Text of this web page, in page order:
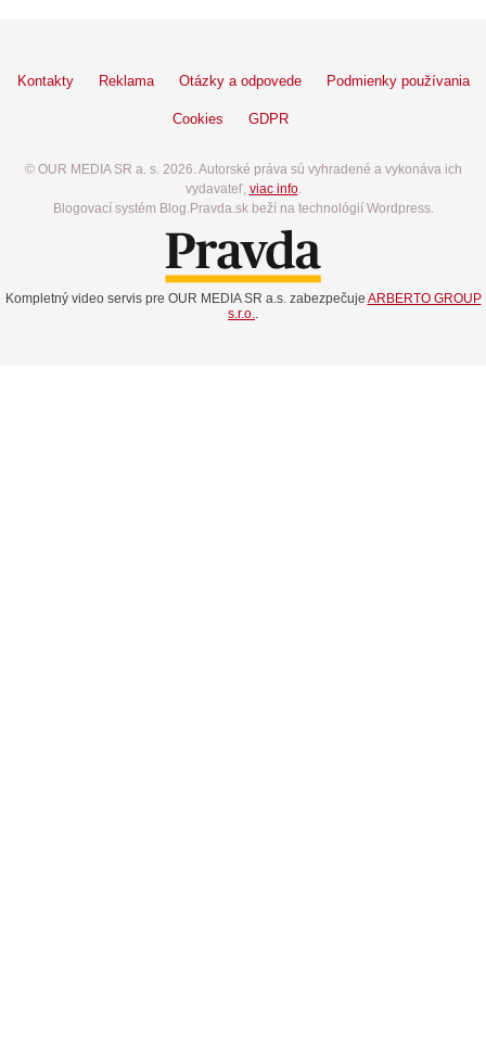
Kontakty Reklama Otázky a odpovede Podmienky používania
Cookies GDPR
© OUR MEDIA SR a. s. 2026. Autorské práva sú vyhradené a vykonáva ich
vydavateľ, viac info.
Blogovací systém Blog.Pravda.sk beží na technológií Wordpress.
Kompletný video servis pre OUR MEDIA SR a.s. zabezpečuje ARBERTO GROUP
s.r.o.